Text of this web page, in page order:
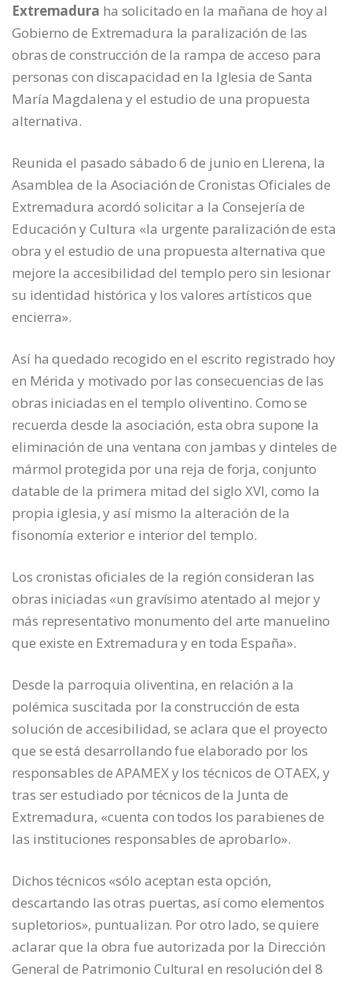
Extremadura ha solicitado en la mañana de hoy al
Gobierno de Extremadura la paralización de las
obras de construcción de la rampa de acceso para
personas con discapacidad en la Iglesia de Santa
María Magdalena y el estudio de una propuesta
alternativa.
Reunida el pasado sábado 6 de junio en Llerena, la
Asamblea de la Asociación de Cronistas Oficiales de
Extremadura acordó solicitar a la Consejería de
Educación y Cultura «la urgente paralización de esta
obra y el estudio de una propuesta alternativa que
mejore la accesibilidad del templo pero sin lesionar
su identidad histórica y los valores artísticos que
encierra».
Así ha quedado recogido en el escrito registrado hoy
en Mérida y motivado por las consecuencias de las
obras iniciadas en el templo oliventino. Como se
recuerda desde la asociación, esta obra supone la
eliminación de una ventana con jambas y dinteles de
mármol protegida por una reja de forja, conjunto
datable de la primera mitad del siglo XVI, como la
propia iglesia, y así mismo la alteración de la
fisonomía exterior e interior del templo.
Los cronistas oficiales de la región consideran las
obras iniciadas «un gravísimo atentado al mejor y
más representativo monumento del arte manuelino
que existe en Extremadura y en toda España».
Desde la parroquia oliventina, en relación a la
polémica suscitada por la construcción de esta
solución de accesibilidad, se aclara que el proyecto
que se está desarrollando fue elaborado por los
responsables de APAMEX y los técnicos de OTAEX, y
tras ser estudiado por técnicos de la Junta de
Extremadura, «cuenta con todos los parabienes de
las instituciones responsables de aprobarlo».
Dichos técnicos «sólo aceptan esta opción,
descartando las otras puertas, así como elementos
supletorios», puntualizan. Por otro lado, se quiere
aclarar que la obra fue autorizada por la Dirección
General de Patrimonio Cultural en resolución del 8